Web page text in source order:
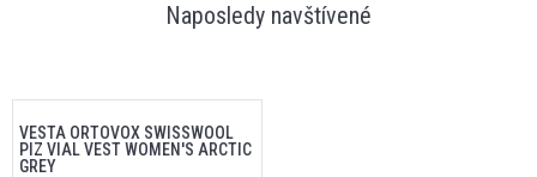
Naposledy navštívené
VESTA ORTOVOX SWISSWOOL
PIZ VIAL VEST WOMEN'S ARCTIC
GREY